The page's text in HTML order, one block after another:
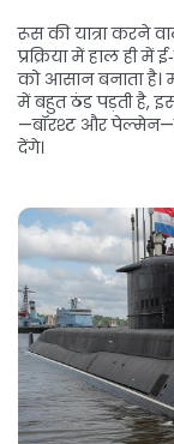
रूस की यात्रा करने
प्रक्रिया में हाल ही
को आसान बनाता है।
में बहुत ठंड पड़ती है,
—बॉरश्ट और
देंगे।